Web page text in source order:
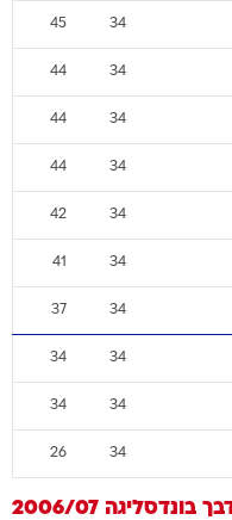
34
45
34
44
34
44
34
44
34
42
34
41
34
37
34
34
34
34
34
26
בונדסליגה 2006/07